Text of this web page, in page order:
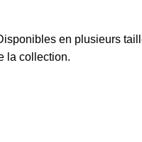
en plusieurs
la collection.